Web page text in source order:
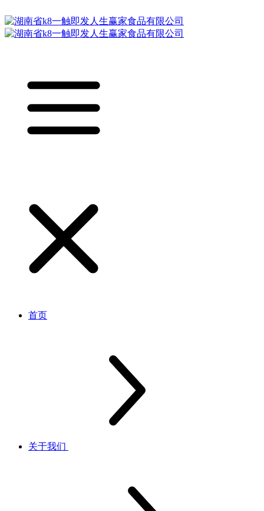
首页
关于我们